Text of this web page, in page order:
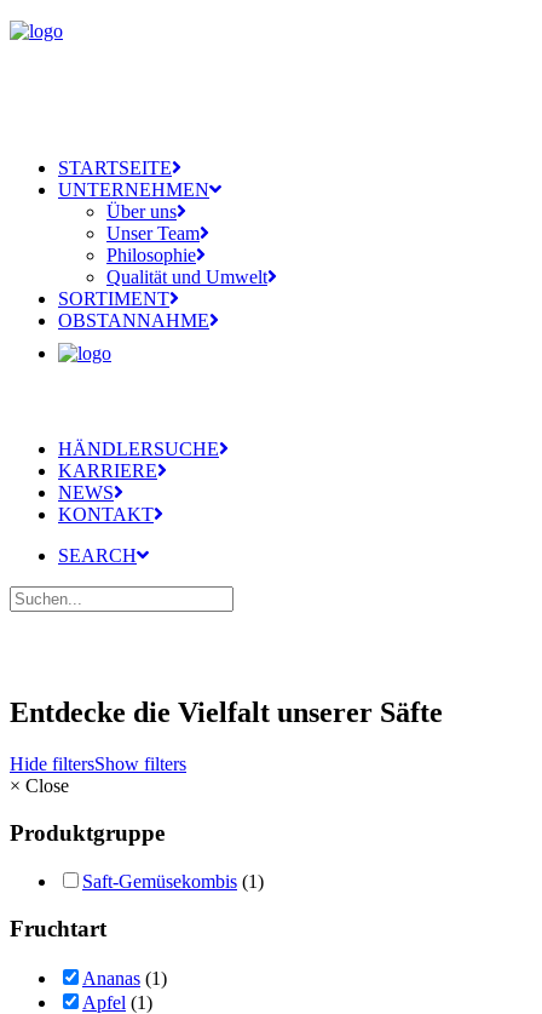
STARTSEITE
UNTERNEHMEN
Über uns
Unser Team
Philosophie
Qualität und Umwelt
SORTIMENT
OBSTANNAHME
HÄNDLERSUCHE
KARRIERE
NEWS
KONTAKT
SEARCH
Entdecke die Vielfalt unserer Säfte
Hide filtersShow filters
× Close
Produktgruppe
Saft-Gemüsekombis (1)
Fruchtart
Ananas (1)
Apfel (1)